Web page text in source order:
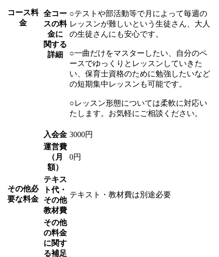
コース料
金
全コー
スの料
金に
関する
詳細
○テストや部活動等で月によって毎週の
レッスンが難しいという生徒さん、大人
の生徒さんにも安心です。
○一曲だけをマスターしたい、自分のペ
ースでゆっくりとレッスンしていきた
い、保育士資格のために勉強したいなど
の短期集中レッスンも可能です。
○レッスン形態については柔軟に対応い
たします。お気軽にご相談ください。
その他必
要な料金
入会金 3000円
運営費
（月
額）
0円
テキス
ト代・
その他
教材費
テキスト・教材費は別途必要
その他
の料金
に関す
る補足